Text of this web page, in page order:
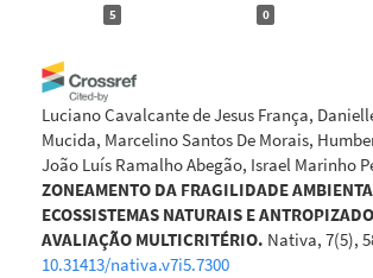
5 0
Luciano Cavalcante de Jesus França,
Mucida, Marcelino Santos De Morais,
João Luís Ramalho Abegão, Israel Marinho
ZONEAMENTO DA FRAGILIDADE
ECOSSISTEMAS NATURAIS E
AVALIAÇÃO MULTICRITÉRIO. Nativa, 7(5),
10.31413/nativa.v7i5.7300